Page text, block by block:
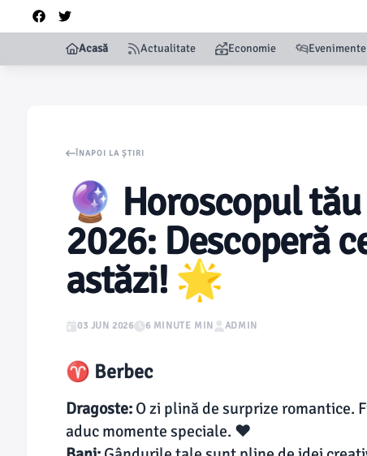
Acasă Actualitate Economie Evenimente
ÎNAPOI LA ȘTIRI
🔮 Horoscopul
2026: Descoperă
astăzi! 🌟
03 JUN 2026 6 MINUTE MIN ADMIN
♈ Berbec
Dragoste: O zi plină de surprize romantice.
aduc momente speciale. ❤️